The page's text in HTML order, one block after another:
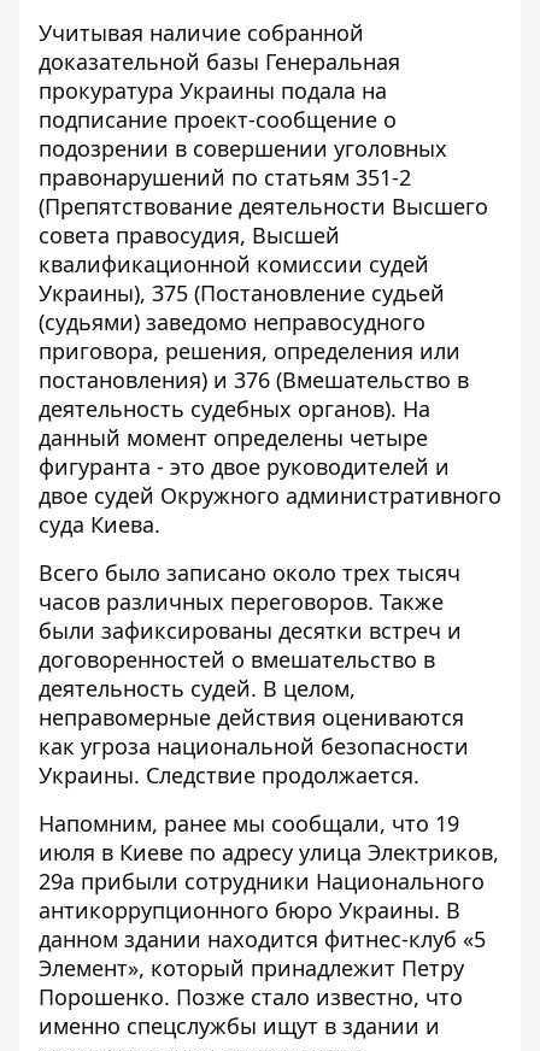
Учитывая наличие собранной
доказательной базы Генеральная
прокуратура Украины подала на
подписание проект-сообщение о
подозрении в совершении уголовных
правонарушений по статьям 351-2
(Препятствование деятельности Высшего
совета правосудия, Высшей
квалификационной комиссии судей
Украины), 375 (Постановление судьей
(судьями) заведомо неправосудного
приговора, решения, определения или
постановления) и 376 (Вмешательство в
деятельность судебных органов). На
данный момент определены четыре
фигуранта - это двое руководителей и
двое судей Окружного административного
суда Киева.
Всего было записано около трех тысяч
часов различных переговоров. Также
были зафиксированы десятки встреч и
договоренностей о вмешательство в
деятельность судей. В целом,
неправомерные действия оцениваются
как угроза национальной безопасности
Украины. Следствие продолжается.
Напомним, ранее мы сообщали, что 19
июля в Киеве по адресу улица Электриков,
29а прибыли сотрудники Национального
антикоррупционного бюро Украины. В
данном здании находится фитнес-клуб «5
Элемент», который принадлежит Петру
Порошенко. Позже стало известно, что
именно спецслужбы ищут в здании и